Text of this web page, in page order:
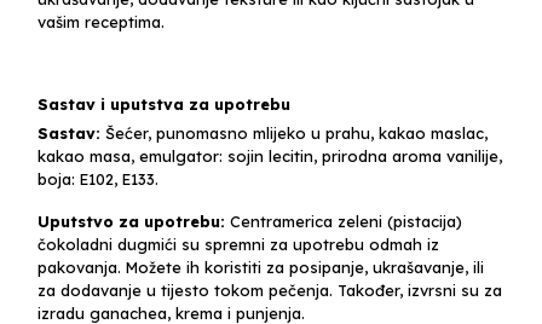
vašim receptima.
Sastav i uputstva za upotrebu
Sastav: Šećer, punomasno mlijeko u prahu, kakao maslac,
kakao masa, emulgator: sojin lecitin, prirodna aroma vanilije,
boja: E102, E133.
Uputstvo za upotrebu: Centramerica zeleni (pistacija)
čokoladni dugmići su spremni za upotrebu odmah iz
pakovanja. Možete ih koristiti za posipanje, ukrašavanje, ili
za dodavanje u tijesto tokom pečenja. Također, izvrsni su za
izradu ganachea, krema i punjenja.